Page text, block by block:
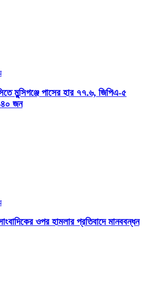
মুন্সিগঞ্জে পাসের হার ৭৭.৬, জিপিএ-৫
জন
সাংবাদিকের ওপর হামলার প্রতিবাদে মানববন্ধন